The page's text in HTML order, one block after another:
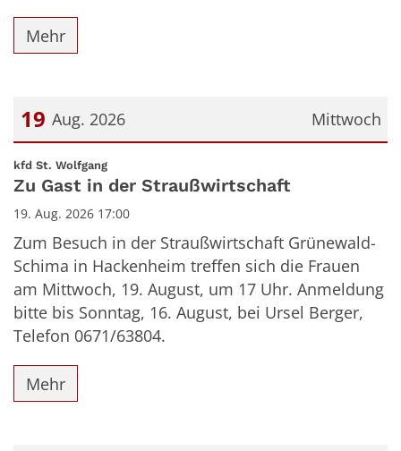
Mehr
Mittwoch
19 Aug. 2026
Datum: 19. August 2026
kfd St. Wolfgang:
Zu Gast in der Straußwirtschaft
19. Aug. 2026 17:00
Zum Besuch in der Straußwirtschaft Grünewald-
Schima in Hackenheim treffen sich die Frauen
am Mittwoch, 19. August, um 17 Uhr. Anmeldung
bitte bis Sonntag, 16. August, bei Ursel Berger,
Telefon 0671/63804.
Mehr